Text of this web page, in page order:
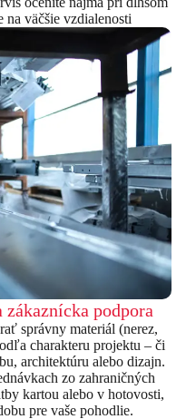
na väčšie vzdialenosti
zákaznícka podpora
správny materiál (nerez,
charakteru projektu – či
architektúru alebo dizajn.
zo zahraničných
kartou alebo v hotovosti,
pre vaše pohodlie.